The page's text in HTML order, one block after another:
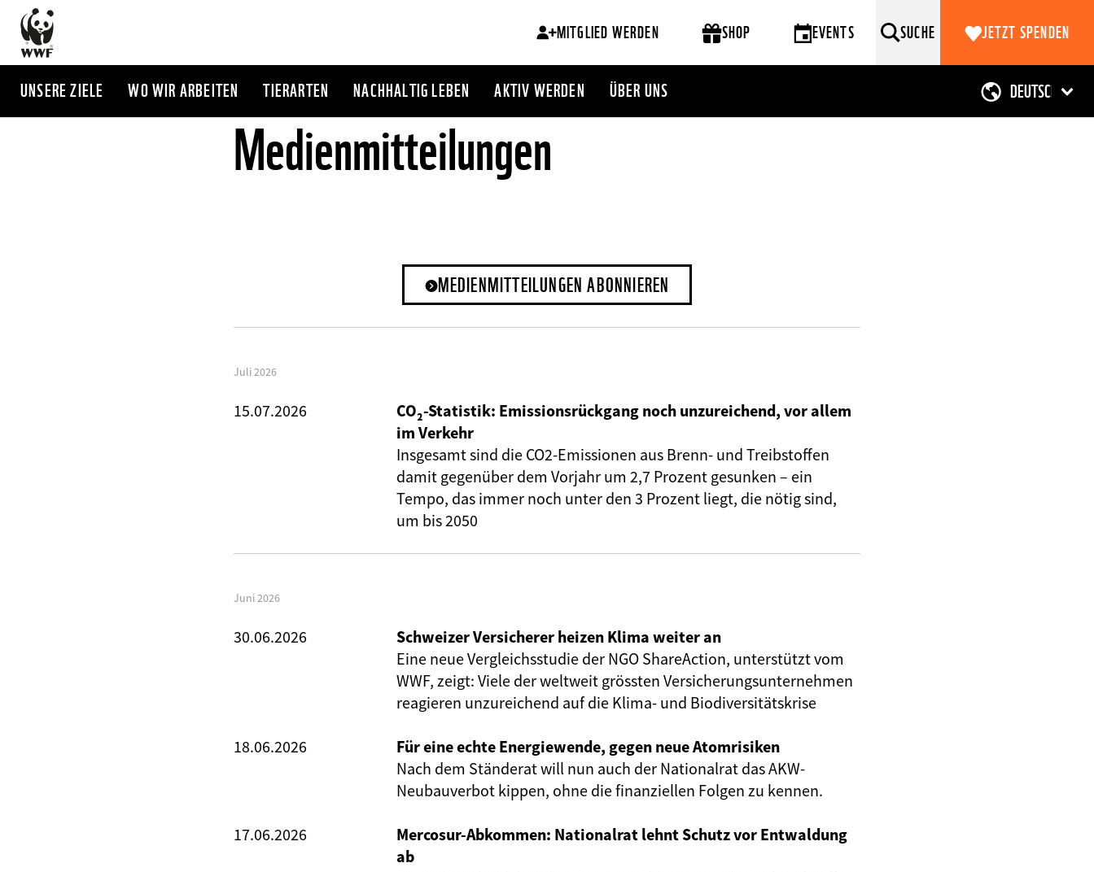
Direkt
zum
Inhalt
MITGLIED WERDEN SHOP EVENTS SUCHE JETZT SPENDEN
UNSERE ZIELE WO WIR ARBEITEN TIERARTEN NACHHALTIG LEBEN AKTIV WERDEN ÜBER UNS
Medienmitteilungen
MEDIENMITTEILUNGEN ABONNIEREN
Juli 2026
15.07.2026
CO₂-Statistik: Emissionsrückgang noch unzureichend, vor allem
im Verkehr
Insgesamt sind die CO2-Emissionen aus Brenn- und Treibstoffen
damit gegenüber dem Vorjahr um 2,7 Prozent gesunken – ein
Tempo, das immer noch unter den 3 Prozent liegt, die nötig sind,
um bis 2050
Juni 2026
30.06.2026
Schweizer Versicherer heizen Klima weiter an
Eine neue Vergleichsstudie der NGO ShareAction, unterstützt vom
WWF, zeigt: Viele der weltweit grössten Versicherungsunternehmen
reagieren unzureichend auf die Klima- und Biodiversitätskrise
18.06.2026
Für eine echte Energiewende, gegen neue Atomrisiken
Nach dem Ständerat will nun auch der Nationalrat das AKW-
Neubauverbot kippen, ohne die finanziellen Folgen zu kennen.
17.06.2026
Mercosur-Abkommen: Nationalrat lehnt Schutz vor Entwaldung
ab